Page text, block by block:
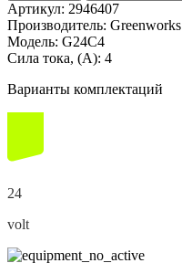
Артикул: 2946407
Производитель: Greenworks
Модель: G24C4
Сила тока, (А): 4
Варианты комплектаций
24
volt